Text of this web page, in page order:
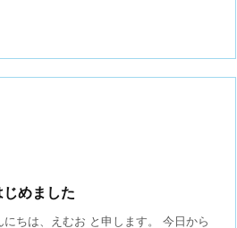
めました
にちは、えむお と申します。 今日から